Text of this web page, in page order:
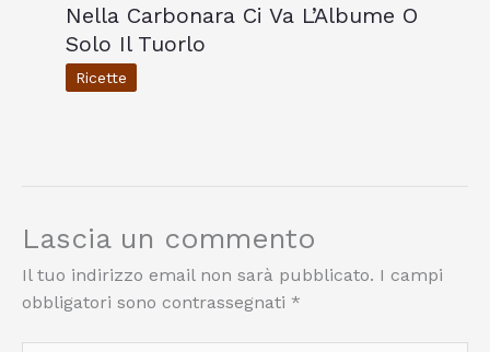
Nella Carbonara Ci Va L’Albume O
Solo Il Tuorlo
Ricette
Lascia un commento
Il tuo indirizzo email non sarà pubblicato. I campi
obbligatori sono contrassegnati *